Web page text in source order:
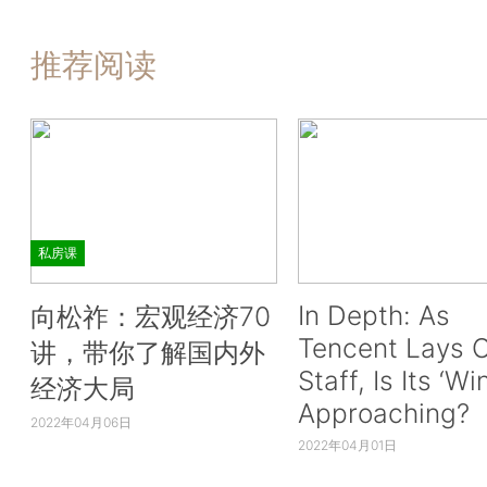
推荐阅读
私房课
向松祚：宏观经济70
讲，带你了解国内外
经济大局
2022年04月06日
In Depth: As
Tencent Lays
Staff, Is Its
Approaching?
2022年04月01日